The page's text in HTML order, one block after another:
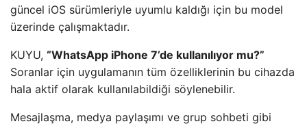
güncel iOS sürümleriyle uyumlu kaldığı için bu model
üzerinde çalışmaktadır.
KUYU, “WhatsApp iPhone 7’de kullanılıyor mu?”
Soranlar için uygulamanın tüm özelliklerinin bu cihazda
hala aktif olarak kullanılabildiği söylenebilir.
Mesajlaşma, medya paylaşımı ve grup sohbeti gibi